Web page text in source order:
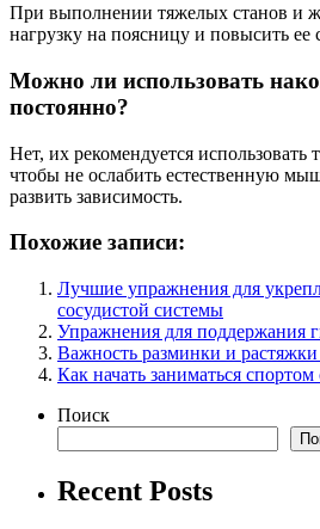
При выполнении тяжелых станов и
нагрузку на поясницу и повысить ее
Можно ли использовать
постоянно?
Нет, их рекомендуется использовать
чтобы не ослабить естественную
развить зависимость.
Похожие записи:
Лучшие упражнения для
сосудистой системы
Упражнения для поддержания
Важность разминки и
Как начать заниматься спортом
Поиск
Recent Posts